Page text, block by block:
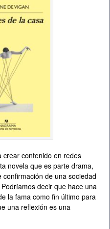
crear contenido en redes
novela que es parte drama,
de una sociedad
decir que hace una
la fama como fin último para
una reflexión es una